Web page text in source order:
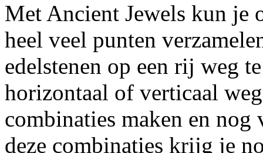
Met Ancient Jewels kun je
heel veel punten
edelstenen op een rij weg
horizontaal of verticaal
combinaties maken en nog
deze combinaties krijg je